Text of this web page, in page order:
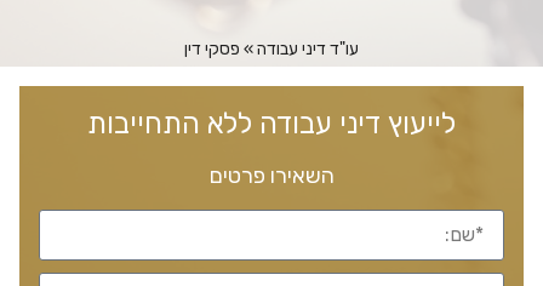
עו"ד דיני עבודה» פסקי דין
לייעוץ דיני עבודה ללא התחייבות
השאירו פרטים